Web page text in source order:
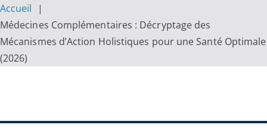
Accueil
Médecines Complémentaires : Décryptage des
Mécanismes d’Action Holistiques pour une Santé Optimale
(2026)